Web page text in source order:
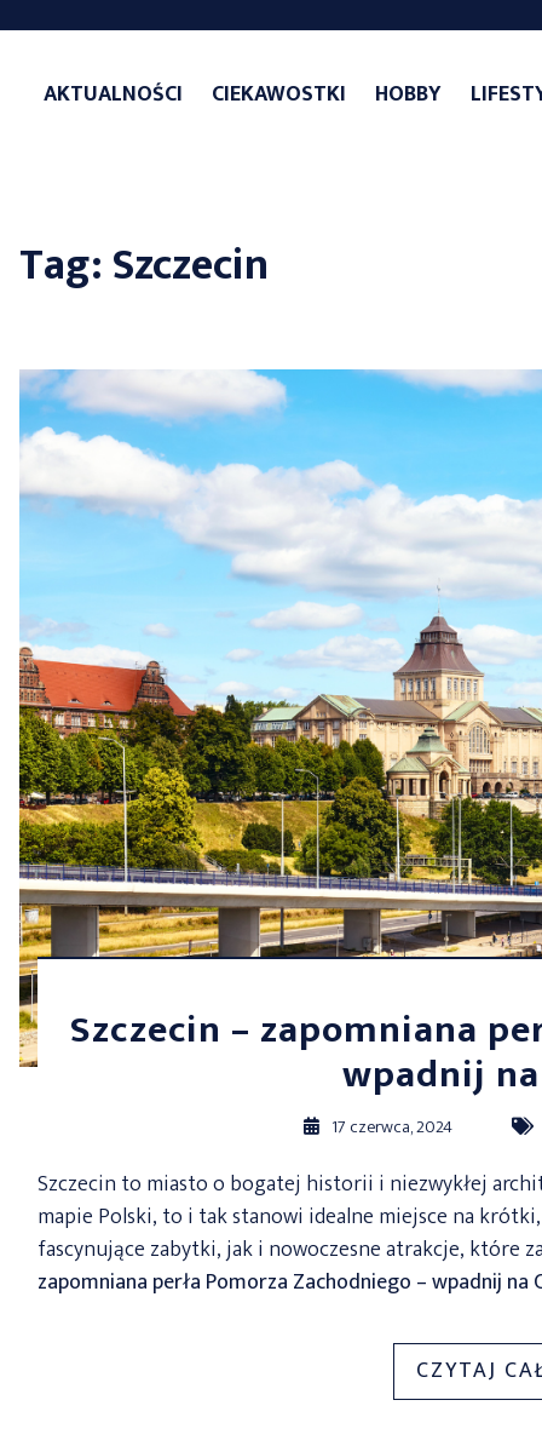
contentAKTUALNOŚCI CIEKAWOSTKI HOBBY
Tag:Szczecin
Szczecin – zapomniana
wpadnij
17 czerwca, 2024
Szczecin to miasto o bogatej historii i niezwykłej
mapie Polski, to i tak stanowi idealne miejsce na
fascynujące zabytki, jak i nowoczesne atrakcje, które
zapomniana perła Pomorza Zachodniego – wpadnij na
CZYTAJ